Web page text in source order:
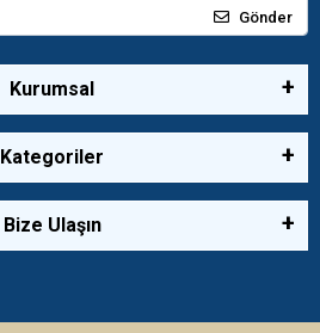
Gönder
Kurumsal
Kategoriler
Bize Ulaşın